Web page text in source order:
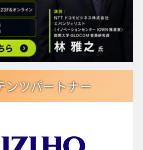
ンツパートナー